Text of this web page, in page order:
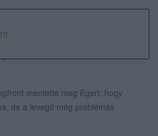
mentette meg Egert, hogy
de a levegő még problémás